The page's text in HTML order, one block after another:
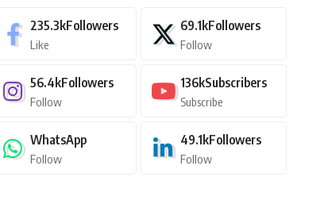
235.3kFollowers
Like
69.1kFollowers
Follow
56.4kFollowers
Follow
136kSubscribers
Subscribe
WhatsApp
Follow
49.1kFollowers
Follow